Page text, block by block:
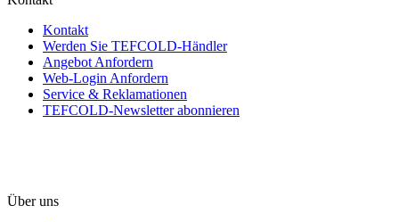
Kontakt
Werden Sie TEFCOLD-Händler
Angebot Anfordern
Web-Login Anfordern
Service & Reklamationen
TEFCOLD-Newsletter abonnieren
Über uns